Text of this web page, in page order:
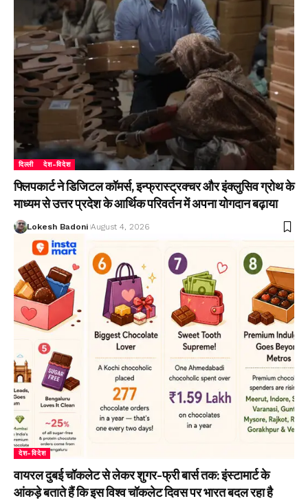
दिल्ली देश-विदेश
फ्लिपकार्ट ने डिजिटल कॉमर्स, इन्फ्रास्ट्रक्चर और इंक्लुसिव ग्रोथ के
माध्यम से उत्तर प्रदेश के आर्थिक परिवर्तन में अपना योगदान बढ़ाया
Lokesh Badoni August 4, 2026
देश-विदेश
वायरल दुबई चॉकलेट से लेकर शुगर-फ्री बार्स तक: इंस्टामार्ट के
आंकड़े बताते हैं कि इस विश्व चॉकलेट दिवस पर भारत बदल रहा है